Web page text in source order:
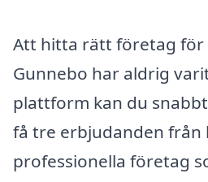
Att hitta rätt företag för
Gunnebo har aldrig
plattform kan du
få tre erbjudanden från
professionella företag